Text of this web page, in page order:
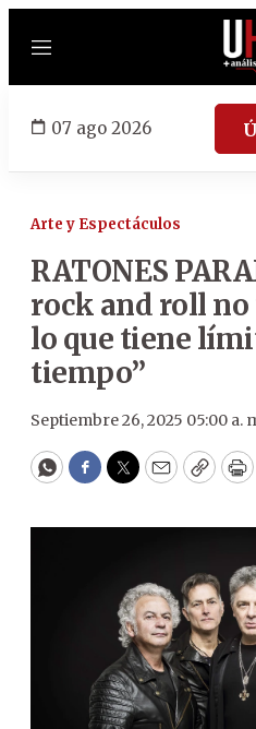
Menú
07 ago 2026
Arte y Espectáculos
RATONES
rock and roll
lo que tiene
tiempo”
Septiembre 26, 2025 05:00 a.
WhatsApp
Facebook
Twitter
EmailCopy